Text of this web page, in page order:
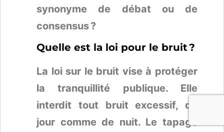
synonyme de débat ou de
consensus ?
Quelle est la loi pour le bruit ?
La loi sur le bruit vise à protéger
la tranquillité publique. Elle
interdit tout bruit excessif, de
jour comme de nuit. Le tapage